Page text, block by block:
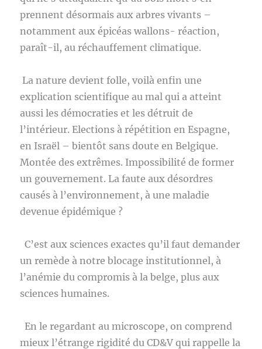
prennent désormais aux arbres vivants –
notamment aux épicéas wallons- réaction,
paraît-il, au réchauffement climatique.
La nature devient folle, voilà enfin une
explication scientifique au mal qui a atteint
aussi les démocraties et les détruit de
l’intérieur. Elections à répétition en Espagne,
en Israël – bientôt sans doute en Belgique.
Montée des extrêmes. Impossibilité de former
un gouvernement. La faute aux désordres
causés à l’environnement, à une maladie
devenue épidémique ?
C’est aux sciences exactes qu’il faut demander
un remède à notre blocage institutionnel, à
l’anémie du compromis à la belge, plus aux
sciences humaines.
En le regardant au microscope, on comprend
mieux l’étrange rigidité du CD&V qui rappelle la